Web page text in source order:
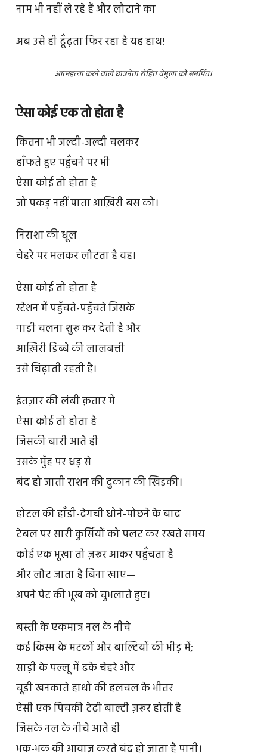
नाम भी नहीं ले रहे हैं और लौटाने का
अब उसे ही ढूँढ़ता फिर रहा है यह हाथ!
आत्महत्या करने वाले छात्रनेता रोहित वेमुला को समर्पित।
ऐसा कोई एक तो होता है
कितना भी जल्दी-जल्दी चलकर
हाँफते हुए पहुँचने पर भी
ऐसा कोई तो होता है
जो पकड़ नहीं पाता आख़िरी बस को।
निराशा की धूल
चेहरे पर मलकर लौटता है वह।
ऐसा कोई तो होता है
स्टेशन में पहुँचते-पहुँचते जिसके
गाड़ी चलना शुरू कर देती है और
आख़िरी डिब्बे की लालबत्ती
उसे चिढ़ाती रहती है।
इंतज़ार की लंबी क़तार में
ऐसा कोई तो होता है
जिसकी बारी आते ही
उसके मुँह पर धड़ से
बंद हो जाती राशन की दुकान की खिड़की।
होटल की हाँडी-देगची धोने-पोछने के बाद
टेबल पर सारी कुर्सियों को पलट कर रखते समय
कोई एक भूखा तो ज़रूर आकर पहुँचता है
और लौट जाता है बिना खाए—
अपने पेट की भूख को चुभलाते हुए।
बस्ती के एकमात्र नल के नीचे
कई क़िस्म के मटकों और बाल्टियों की भीड़ में;
साड़ी के पल्लू में ढके चेहरे और
चूड़ी खनकाते हाथों की हलचल के भीतर
ऐसी एक पिचकी टेढ़ी बाल्टी ज़रूर होती है
जिसके नल के नीचे आते ही
भक-भक की आवाज़ करते बंद हो जाता है पानी।